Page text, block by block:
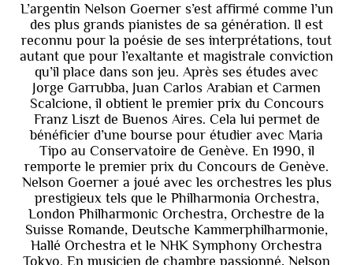
L’argentin Nelson Goerner s’est affirmé comme l’un
des plus grands pianistes de sa génération. Il est
reconnu pour la poésie de ses interprétations, tout
autant que pour l’exaltante et magistrale conviction
qu’il place dans son jeu. Après ses études avec
Jorge Garrubba, Juan Carlos Arabian et Carmen
Scalcione, il obtient le premier prix du Concours
Franz Liszt de Buenos Aires. Cela lui permet de
bénéficier d’une bourse pour étudier avec Maria
Tipo au Conservatoire de Genève. En 1990, il
remporte le premier prix du Concours de Genève.
Nelson Goerner a joué avec les orchestres les plus
prestigieux tels que le Philharmonia Orchestra,
London Philharmonic Orchestra, Orchestre de la
Suisse Romande, Deutsche Kammerphilharmonie,
Hallé Orchestra et le NHK Symphony Orchestra
Tokyo. En musicien de chambre passionné, Nelson